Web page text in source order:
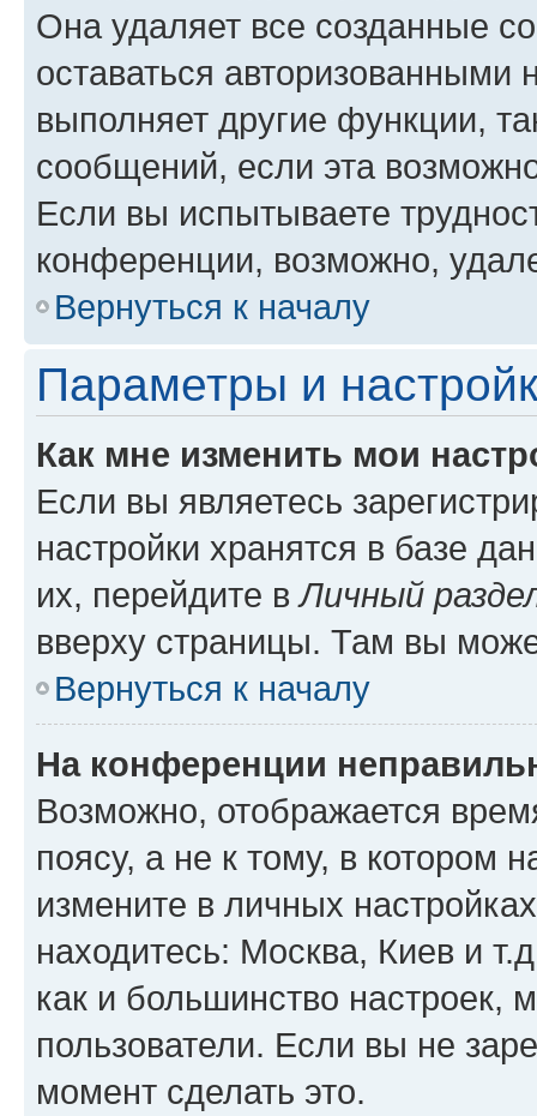
Она удаляет все созданные
оставаться авторизованными
выполняет другие функции,
сообщений, если эта
Если вы испытываете
конференции, возможно,
Вернуться к началу
Параметры и
Как мне изменить мои
Если вы являетесь
настройки хранятся в базе
их, перейдите вЛичный
вверху страницы. Там вы
Вернуться к началу
На конференции
Возможно, отображается
поясу, а не к тому, в котором
измените в личных
находитесь: Москва, Киев и
как и большинство настроек,
пользователи. Если вы не
момент сделать это.